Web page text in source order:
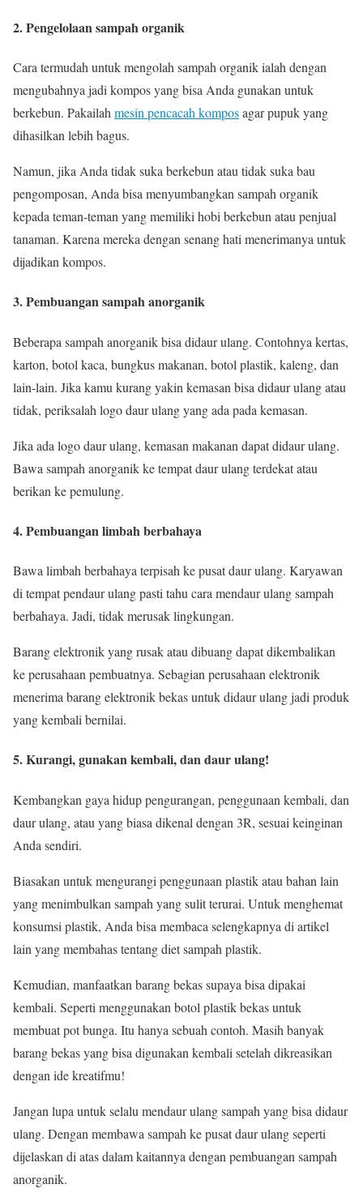
2. Pengelolaan sampah organik
Cara termudah untuk mengolah sampah organik ialah dengan
mengubahnya jadi kompos yang bisa Anda gunakan untuk
berkebun. Pakailah mesin pencacah komposagar pupuk yang
dihasilkan lebih bagus.
Namun, jika Anda tidak suka berkebun atau tidak suka bau
pengomposan, Anda bisa menyumbangkan sampah organik
kepada teman-teman yang memiliki hobi berkebun atau penjual
tanaman. Karena mereka dengan senang hati menerimanya untuk
dijadikan kompos.
3. Pembuangan sampah anorganik
Beberapa sampah anorganik bisa didaur ulang. Contohnya kertas,
karton, botol kaca, bungkus makanan, botol plastik, kaleng, dan
lain-lain. Jika kamu kurang yakin kemasan bisa didaur ulang atau
tidak, periksalah logo daur ulang yang ada pada kemasan.
Jika ada logo daur ulang, kemasan makanan dapat didaur ulang.
Bawa sampah anorganik ke tempat daur ulang terdekat atau
berikan ke pemulung.
4. Pembuangan limbah berbahaya
Bawa limbah berbahaya terpisah ke pusat daur ulang. Karyawan
di tempat pendaur ulang pasti tahu cara mendaur ulang sampah
berbahaya. Jadi, tidak merusak lingkungan.
Barang elektronik yang rusak atau dibuang dapat dikembalikan
ke perusahaan pembuatnya. Sebagian perusahaan elektronik
menerima barang elektronik bekas untuk didaur ulang jadi produk
yang kembali bernilai.
5. Kurangi, gunakan kembali, dan daur ulang!
Kembangkan gaya hidup pengurangan, penggunaan kembali, dan
daur ulang, atau yang biasa dikenal dengan 3R, sesuai keinginan
Anda sendiri.
Biasakan untuk mengurangi penggunaan plastik atau bahan lain
yang menimbulkan sampah yang sulit terurai. Untuk menghemat
konsumsi plastik, Anda bisa membaca selengkapnya di artikel
lain yang membahas tentang diet sampah plastik.
Kemudian, manfaatkan barang bekas supaya bisa dipakai
kembali. Seperti menggunakan botol plastik bekas untuk
membuat pot bunga. Itu hanya sebuah contoh. Masih banyak
barang bekas yang bisa digunakan kembali setelah dikreasikan
dengan ide kreatifmu!
Jangan lupa untuk selalu mendaur ulang sampah yang bisa didaur
ulang. Dengan membawa sampah ke pusat daur ulang seperti
dijelaskan di atas dalam kaitannya dengan pembuangan sampah
anorganik.